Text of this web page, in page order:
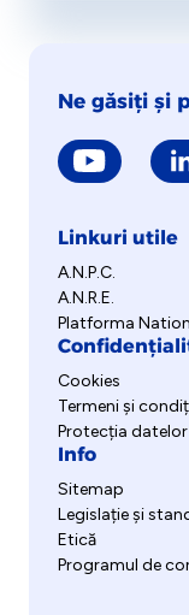
Ne găsiți și
Linkuri utile
A.N.P.C.
A.N.R.E.
Platforma
Cookies
Termeni și
Protecția
Info
Sitemap
Legislație și
Etică
Programul de